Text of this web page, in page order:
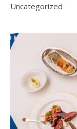
Uncategorized